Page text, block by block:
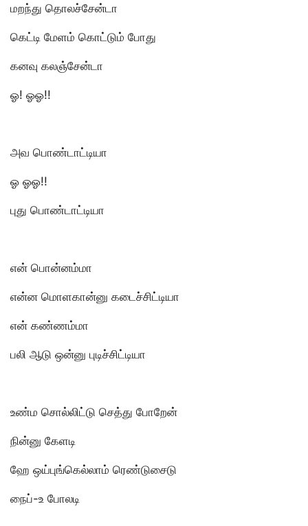
மறந்து தொலச்சேன்டா
கெட்டி மேளம் கொட்டும் போது
கனவு கலஞ்சேன்டா
ஓ! ஓஓ!!
அவ பொண்டாட்டியா
ஓ ஓஓ!!
புது பொண்டாட்டியா
என் பொன்னம்மா
என்ன மொளகான்னு கடைச்சிட்டியா
என் கண்ணம்மா
பலி ஆடு ஒன்னு புடிச்சிட்டியா
உண்ம சொல்லிட்டு செத்து போறேன்
நின்னு கேளடி
ஹே ஒய்புங்கெல்லாம் ரெண்டுசைடு
நைப்-உ போலடி